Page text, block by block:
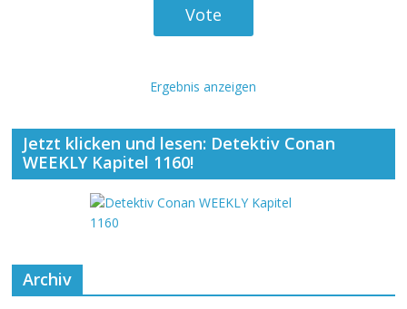
Ergebnis anzeigen
Jetzt klicken und lesen: Detektiv Conan
WEEKLY Kapitel 1160!
Archiv